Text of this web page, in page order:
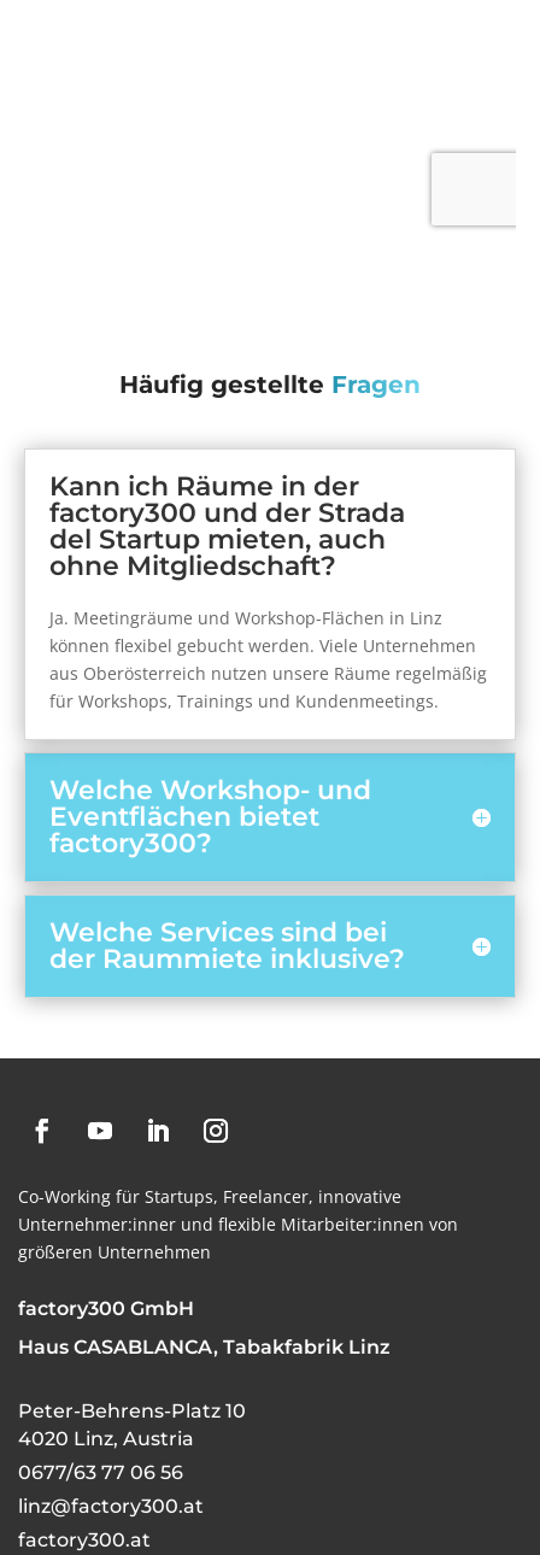
Häufig gestellte Fragen
Kann ich Räume in der
factory300 und der Strada
del Startup mieten, auch
ohne Mitgliedschaft?
Ja. Meetingräume und Workshop-Flächen in Linz
können flexibel gebucht werden. Viele Unternehmen
aus Oberösterreich nutzen unsere Räume regelmäßig
für Workshops, Trainings und Kundenmeetings.
Welche Workshop- und
Eventflächen bietet
factory300?
Welche Services sind bei
der Raummiete inklusive?
factory300 GmbH
Haus CASABLANCA, Tabakfabrik Linz
Peter-Behrens-Platz 10
4020 Linz, Austria
0677/63 77 06 56
linz@factory300.at
factory300.at
Co-Working für Startups, Freelancer, innovative
Unternehmer:inner und flexible Mitarbeiter:innen von
größeren Unternehmen